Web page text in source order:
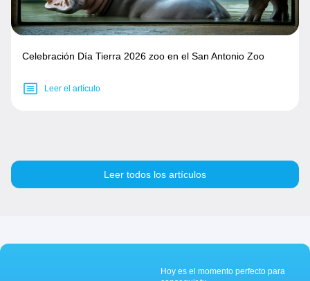
Celebración Día Tierra 2026 zoo en el San Antonio Zoo
Leer el artículo
Leer todos los artículos
Hoy es el momento perfecto para